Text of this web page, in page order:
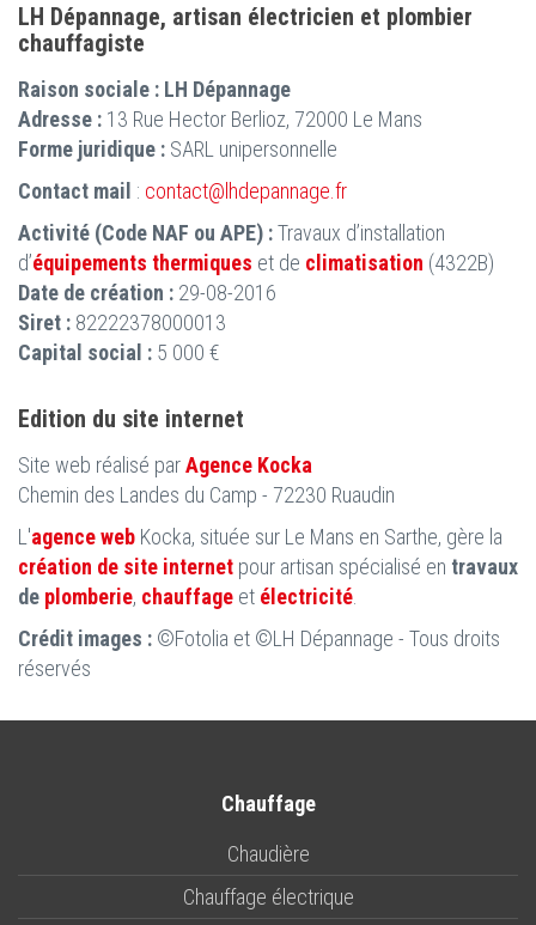
LH Dépannage, artisan électricien et plombier
chauffagiste
Raison sociale : LH Dépannage
Adresse : 13 Rue Hector Berlioz, 72000 Le Mans
Forme juridique : SARL unipersonnelle
Contact mail : contact@lhdepannage.fr
Activité (Code NAF ou APE) :Travaux d’installation
d’équipements thermiques et de climatisation (4322B)
Date de création : 29-08-2016
Siret : 82222378000013
Capital social : 5 000 €
Edition du site internet
Site web réalisé parAgence Kocka
Chemin des Landes du Camp - 72230 Ruaudin
L'agence web Kocka, située sur Le Mans en Sarthe, gère la
création de site internet pour artisan spécialisé en travaux
de plomberie, chauffage et électricité
Crédit images : ©Fotolia et ©LH Dépannage - Tous droits
réservés
Chauffage
Chaudière
Chauffage électrique